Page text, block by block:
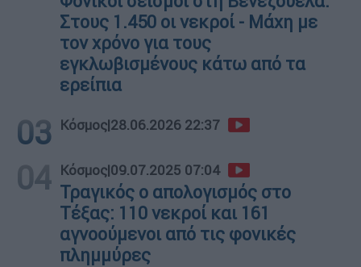
Στους 1.450 οι νεκροί - Μάχη με
τον χρόνο για τους
εγκλωβισμένους κάτω από τα
ερείπια
03 Κόσμος|28.06.2026 22:37
04 Κόσμος|09.07.2025 07:04
Τραγικός ο απολογισμός στο
Τέξας: 110 νεκροί και 161
αγνοούμενοι από τις φονικές
πλημμύρες